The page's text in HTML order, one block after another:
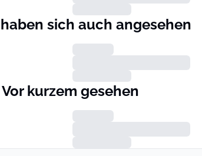
sich auch angesehen
Vor kurzem gesehen